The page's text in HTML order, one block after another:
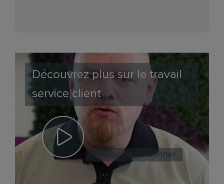
Découvrez plus sur le travail
service client
Cliquer pour visionner